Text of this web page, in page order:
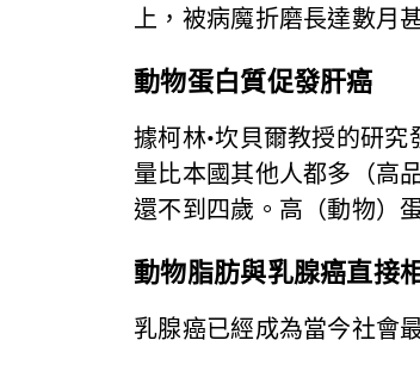
上，被病魔折磨長達數月
動物蛋白質促發肝癌
據柯林•坎貝爾教授的研
量比本國其他人都多（高
還不到四歲。高（動物）
動物脂肪與乳腺癌直接
乳腺癌已經成為當今社會